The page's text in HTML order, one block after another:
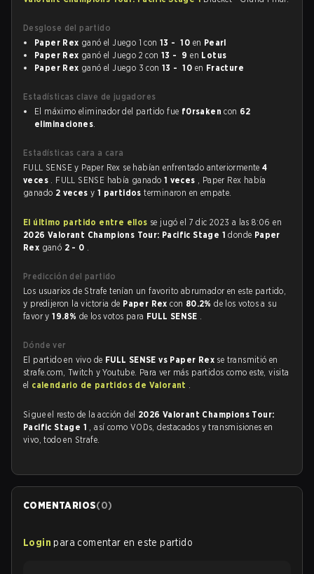
Desglose del partido
Paper Rex ganó el Juego 1 con13 - 10 en Pearl
Paper Rex ganó el Juego 2 con13 - 9 en Lotus
Paper Rex ganó el Juego 3 con13 - 10 en Fracture
Estadísticas clave de jugadores
El máximo eliminador del partido fue f0rsaken con 62
eliminaciones.
Estadísticas cara a cara
FULL SENSE y Paper Rex se habían enfrentado anteriormente4
veces . FULL SENSE había ganado 1 veces , Paper Rex había
ganado 2 vecesy 1 partidosterminaron en empate.
El último partido entre ellos se jugó el 7 dic 2023 a las 8:06 en
2026 Valorant Champions Tour: Pacific Stage 1donde Paper
Rex ganó 2 - 0 .
Predicción del partido
Los usuarios de Strafe tenían un favorito abrumador en este partido,
y predijeron la victoria de Paper Rexcon 80.2%de los votos a su
favor y19.8% de los votos para FULL SENSE .
Dónde ver
El partido en vivo de FULL SENSE vs Paper Rex se transmitió en
strafe.com, Twitch y Youtube. Para ver más partidos como este, visita
el calendario de partidos de Valorant .
Sigue el resto de la acción del 2026 Valorant Champions Tour:
Pacific Stage 1 , así como VODs, destacados y transmisiones en
vivo, todo en Strafe.
COMENTARIOS(0)
Login para comentar en este partido